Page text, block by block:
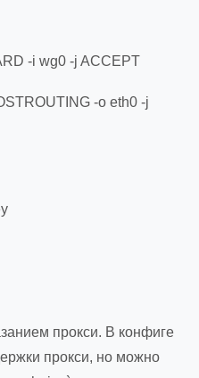
-i wg0 -j ACCEPT
-o eth0 -j
прокси. В конфиге
прокси, но можно